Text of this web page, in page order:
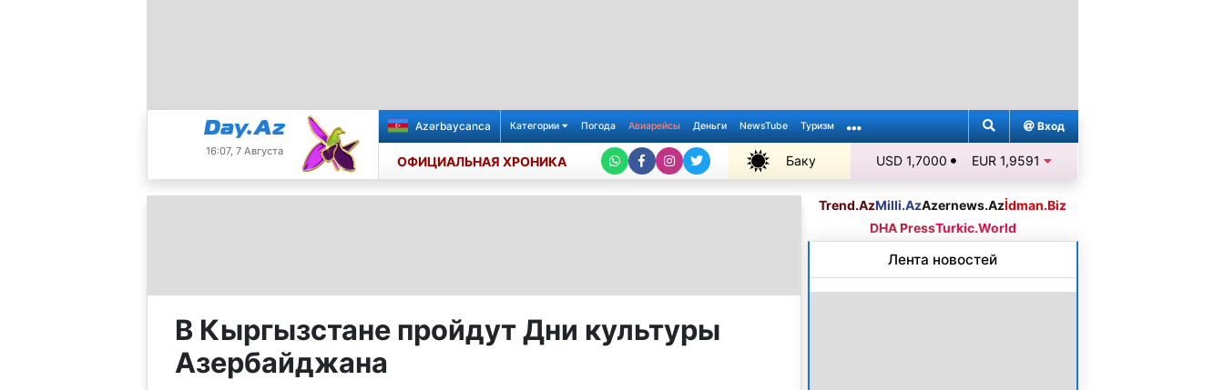
16:07, 7 Августа
Azərbaycanca Категории Погода Авиарейсы Деньги NewsTube Туризм Вход
ОФИЦИАЛЬНАЯ ХРОНИКА Баку
+31℃
USD 1,7000 EUR 1,9591
В Кыргызстане пройдут Дни культуры
Азербайджана
Trend.AzMilli.AzAzernews.Azİdman.Biz
DHA PressTurkic.World
Лента новостей